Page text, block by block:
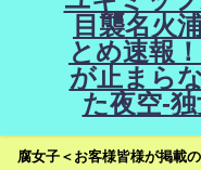
目襲名火
とめ速報
が止まら
た夜空-
腐女子＜お客様皆様が掲載